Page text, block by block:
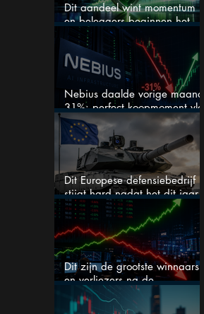
Dit aandeel wint momentum
en beleggers beginnen het
eindelijk te zien
Nebius daalde vorige maand
31%: perfect koopmoment vlak
voor kwartaalcijfers?
Dit Europese defensiebedrijf
stijgt hard nadat het dit jaar
46% daalde: mooie koopkans?
Dit zijn de grootste winnaars
en verliezers na de
kwartaalcijfers (2 springen
eruit)